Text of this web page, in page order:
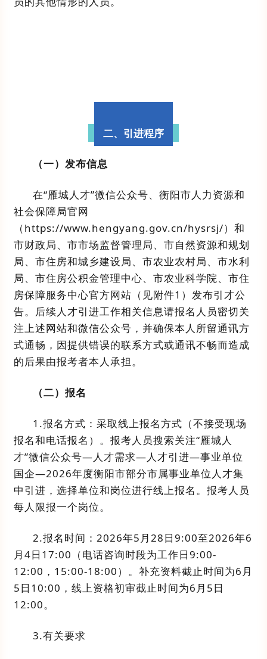
二、引进程序
（一） 发布信息
在“雁城人才”微信公众号、衡阳市人力资源和
社会保障局官网
（https://www.hengyang.gov.cn/hysrsj/） 和
市财政局、市市场监督管理局、市自然资源和规划
局、市住房和城乡建设局、市农业农村局、市水利
局、市住房公积金管理中心、 市农业科学院、 市住
房保障服务中心官方网站 （见附件1 ） 发布引才公
告。 后续人才引进工作相关信息请报名人员密切关
注上述网站和微信公众号 ，并确保本人所留通讯方
式通畅 ， 因提供错误的联系方式或通讯不畅而造成
的后果由报考者本人承担。
（二） 报名
1.报名方式：采取线上报名方式（不接受现场
报名和电话报名）。报考人员搜索关注“雁城人
才”微信公众号—人才需求—人才引进—事业单位
国企—2026年度衡阳市部分市属事业单位 人才集
中引进 ，选择单位和岗位进行线上报名。报考人员
每人限报一个岗位。
2.报名时间： 2026年5 月28日9:00至2026年6
月4日 17:00 （电话咨询时段为工作日9:00-
12:00 ， 1 5:00-1 8:00）。 补充资料截止时间为6 月
5日 1 0:00 ， 线上资格初审截止时间为6 月 5日
1 2:00。
3.有关要求